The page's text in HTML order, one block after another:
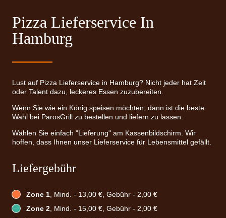
Pizza Lieferservice In
Hamburg
Lust auf Pizza Lieferservice in Hamburg? Nicht jeder hat Zeit
oder Talent dazu, leckeres Essen zuzubereiten.
Wenn Sie wie ein König speisen möchten, dann ist die beste
Wahl bei ParosGrill zu bestellen und liefern zu lassen.
Wählen Sie einfach "Lieferung" am Kassenbildschirm. Wir
hoffen, dass Ihnen unser Lieferservice für Lebensmittel gefällt.
Liefergebühr
Zone 1, Mind. - 13,00 €, Gebühr - 2,00 €
Zone 2, Mind. - 15,00 €, Gebühr - 2,00 €